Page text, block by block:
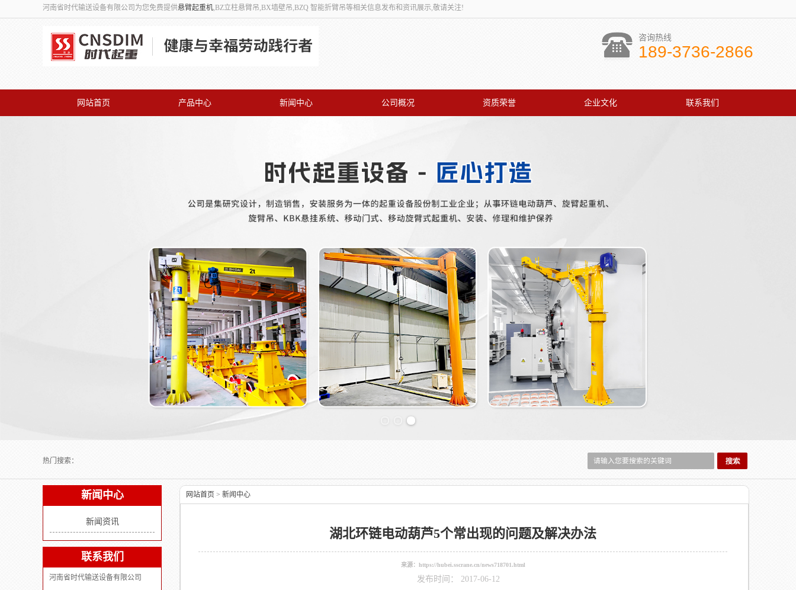
河南省时代输送设备有限公司为您免费提供悬臂起重机,BZ立柱悬臂吊,BX墙壁吊,BZQ 智能折臂吊等相关信息发布和资讯展示,敬请关注!
咨询热线
189-3736-2866
网站首页 产品中心 新闻中心 公司概况 资质荣誉 企业文化 联系我们
热门搜索：
新闻中心
新闻资讯
联系我们
河南省时代输送设备有限公司
网站首页 > 新闻中心
湖北环链电动葫芦5个常出现的问题及解决办法
来源： https://hubei.sscrane.cn/news718701.html
发布时间： 2017-06-12